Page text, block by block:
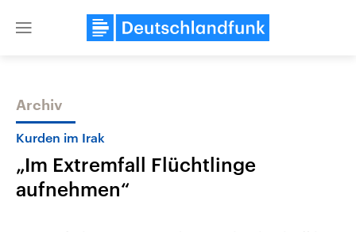
Close
Themen
Archiv
Kurden im Irak
„Im Extremfall Flüchtlinge
aufnehmen“